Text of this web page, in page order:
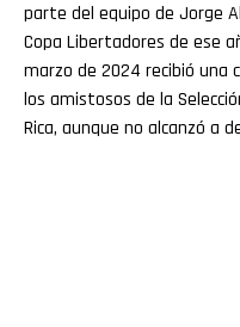
parte del equipo de Jorge
Copa Libertadores de ese
marzo de 2024 recibió una
los amistosos de la
Rica, aunque no alcanzó a